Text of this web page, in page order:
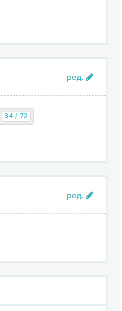
34 / 72